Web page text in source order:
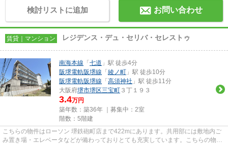
検討リストに追加 お問い合わせ
賃貸｜マンション レジデンス・デュ・セリバ・セレストゥ
南海本線 「 七道 」駅 徒歩4分
阪堺電軌阪堺線 「 綾ノ町 」駅 徒歩10分
阪堺電軌阪堺線 「 高須神社 」駅 徒歩11分
大阪府堺市堺区三宝町 ３丁１９３
3.4万円
築年数：築36年 ｜募集中： 2室
階数：5階建
こちらの物件はローソン 堺鉄砲町店まで422mにあります。共用部には敷地内ご
み置き場・エレベータなどが備わっておりとても充実しています。こちらの物件